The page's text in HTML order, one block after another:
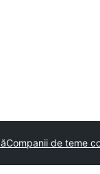
Companii de teme